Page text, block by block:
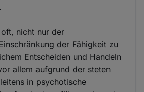
nicht nur der
der Fähigkeit zu
Entscheiden und Handeln
allem aufgrund der steten
in psychotische